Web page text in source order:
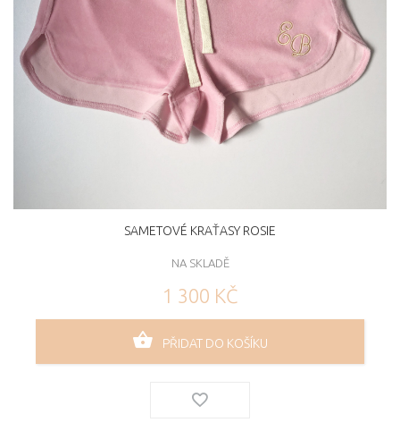
SAMETOVÉ KRAŤASY ROSIE
NA SKLADĚ
1 300 KČ
PŘIDAT DO KOŠÍKU